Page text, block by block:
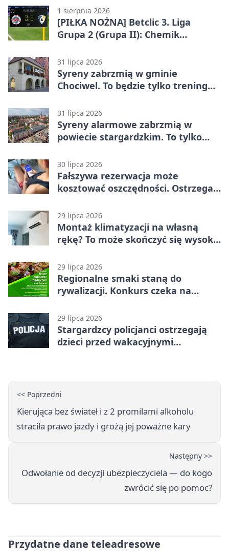
1 sierpnia 2026
[PIŁKA NOŻNA] Betclic 3. Liga
Grupa 2 (Grupa II): Chemik
Stargard 3:3
31 lipca 2026
Syreny zabrzmią w gminie
Chociwel. To będzie tylko trening
31 lipca 2026
Syreny alarmowe zabrzmią w
powiecie stargardzkim. To tylko
30 lipca 2026
Fałszywa rezerwacja może
kosztować oszczędności. Ostrzega
29 lipca 2026
Montaż klimatyzacji na własną
rękę? To może skończyć się wysoką
29 lipca 2026
Regionalne smaki staną do
rywalizacji. Konkurs czeka na
29 lipca 2026
Stargardzcy policjanci ostrzegają
dzieci przed wakacyjnymi
<< Poprzedni
Kierująca bez świateł i z 2 promilami alkoholu
straciła prawo jazdy i grożą jej poważne kary
Następny >>
Odwołanie od decyzji ubezpieczyciela — do kogo
zwrócić się po pomoc?
Przydatne dane teleadresowe